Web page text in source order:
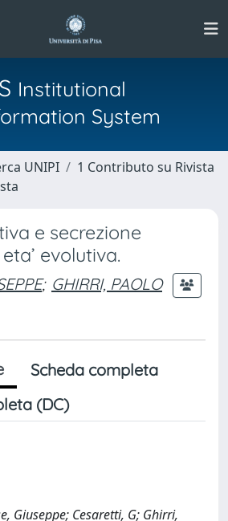
Institutional
System
UNIPI
1 Contributo su Rivista
e secrezione
evolutiva.
; GHIRRI, PAOLO
Scheda completa
(DC)
Giuseppe; Cesaretti, G; Ghirri,